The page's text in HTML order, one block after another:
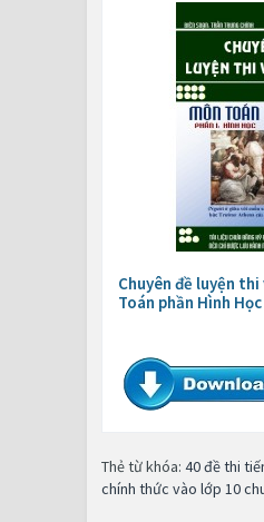
Chuyên đề luyện
Toán phần Hình
Thẻ từ khóa: 40 đề thi
chính thức vào lớp 10